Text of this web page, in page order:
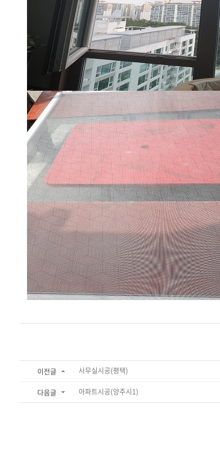
이전글 사무실시공(평택)
다음글 아파트시공(양주시1)